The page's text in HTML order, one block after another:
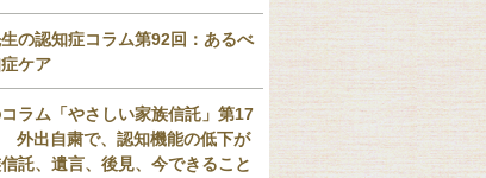
の認知症コラム第92回：あるべ
ケア
ラム「やさしい家族信託」第17
外出自粛で、認知機能の低下が
託、遺言、後見、今できること